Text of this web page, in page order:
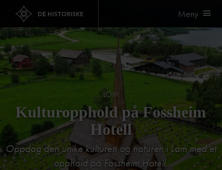
Meny
LOM
Kulturopphold på Fossheim
Hotell
Oppdag den unike kulturen og naturen i Lom med et
opphold på Fossheim Hotell.